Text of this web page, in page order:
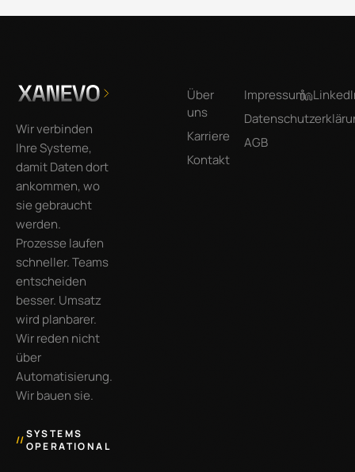
Wir verbinden
Ihre Systeme,
damit Daten dort
ankommen, wo
sie gebraucht
werden.
Prozesse laufen
schneller. Teams
entscheiden
besser. Umsatz
wird planbarer.
Wir reden nicht
über
Automatisierung.
Wir bauen sie.
//SYSTEMS
OPERATIONAL
Über
uns
Karriere
Kontakt
Impressum
AGB